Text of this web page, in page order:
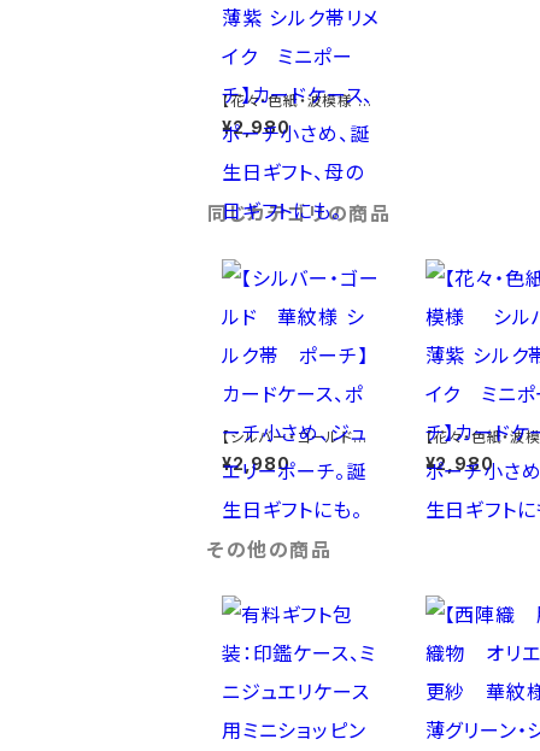
【花々・色紙・波模様
シルバー・薄紫 シルク帯
リメイク ミニポーチ】
さめ、誕生日ギフト、母
¥2,980
同じカテゴリの商品
【シルバー・ゴールド
華紋様 シルク帯 ポー
チ】カードケース、ポー
ーチ。誕生日ギフトにも。
¥2,980
【花々・色紙・
シルバー・薄紫
リメイク ミニポ
さめ、誕生日ギフ
¥2,980
その他の商品